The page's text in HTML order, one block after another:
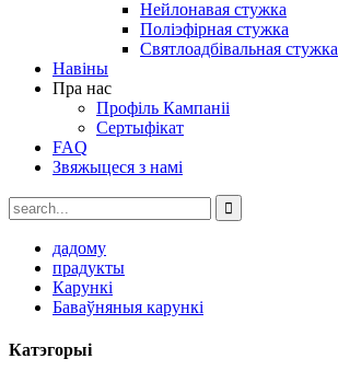
Нейлонавая стужка
Поліэфірная стужка
Святлоадбівальная стужка
Навіны
Пра нас
Профіль Кампаніі
Сертыфікат
FAQ
Звяжыцеся з намі
дадому
прадукты
Карункі
Баваўняныя карункі
Катэгорыі